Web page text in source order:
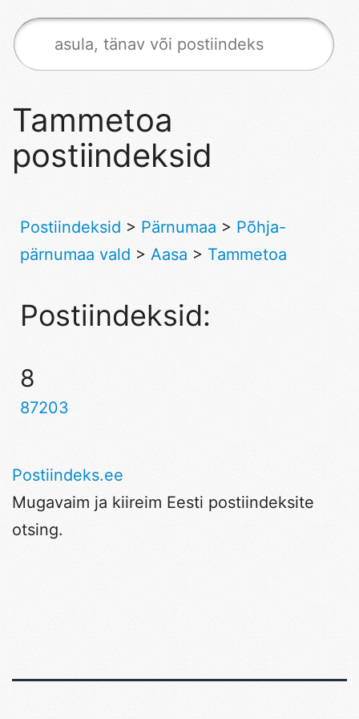
Tammetoa
postiindeksid
Postiindeksid > Pärnumaa > Põhja-
pärnumaa vald > Aasa > Tammetoa
Postiindeksid:
8
87203
Postiindeks.ee
Mugavaim ja kiireim Eesti postiindeksite
otsing.